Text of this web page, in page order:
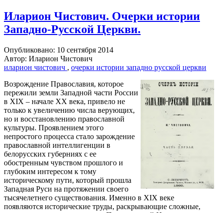
Иларион Чистович. Очерки истории
Западно-Русской Церкви.
Опубликовано: 10 сентября 2014
Автор: Иларион Чистович
иларион чистович , очерки истории западно русской церкви
Возрождение Православия, которое
пережили земли Западной части России
в XIX – начале XX века, привело не
только к увеличению числа верующих,
но и восстановлению православной
культуры. Проявлением этого
непростого процесса стало зарождение
православной интеллигенции в
белорусских губерниях с ее
обостренным чувством прошлого и
глубоким интересом к тому
историческому пути, который прошла
Западная Руси на протяжении своего
тысячелетнего существования. Именно в XIX веке
появляются исторические труды, раскрывающие сложные,